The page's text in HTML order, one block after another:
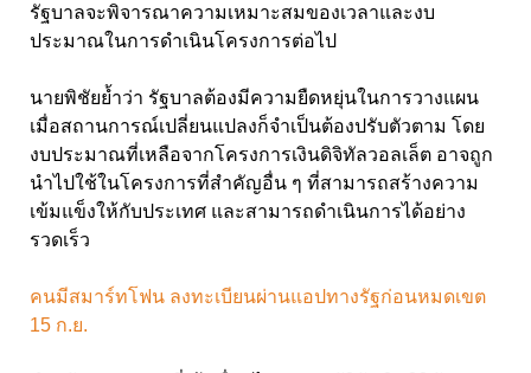
รัฐบาลจะพิจารณาความเหมาะสมของเวลาและงบ
ประมาณในการดำเนินโครงการต่อไป
นายพิชัยย้ำว่า รัฐบาลต้องมีความยืดหยุ่นในการวางแผน
เมื่อสถานการณ์เปลี่ยนแปลงก็จำเป็นต้องปรับตัวตาม โดย
งบประมาณที่เหลือจากโครงการเงินดิจิทัลวอลเล็ต อาจถูก
นำไปใช้ในโครงการที่สำคัญอื่น ๆ ที่สามารถสร้างความ
เข้มแข็งให้กับประเทศ และสามารถดำเนินการได้อย่าง
รวดเร็ว
คนมีสมาร์ทโฟน ลงทะเบียนผ่านแอปทางรัฐก่อนหมดเขต
15 ก.ย.